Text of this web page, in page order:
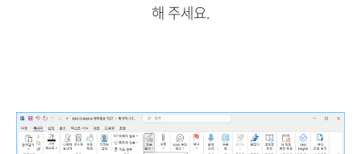
해 주세요.